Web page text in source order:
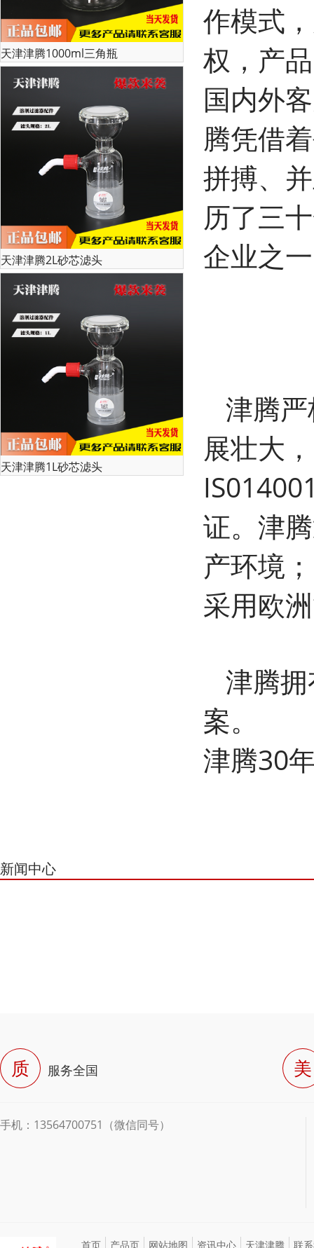
天津津腾1000ml三角瓶
天津津腾2L砂芯滤头
天津津腾1L砂芯滤头
作模式
权，产
国内外
腾凭借
拼搏、
历了三
企业之
津腾
展壮大
证。津
产环境
采用欧
津腾
案。
津腾30
新闻中心
质 服务全国 美
手机：13564700751（微信同号）
首页 产品页 网站地图 资讯中心 天津津腾 联